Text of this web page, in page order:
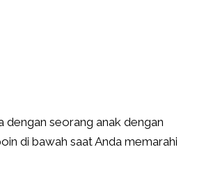
dengan seorang anak dengan
di bawah saat Anda memarahi